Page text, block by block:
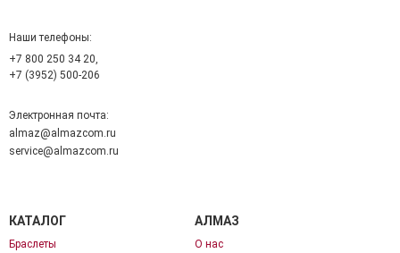
Наши телефоны:
+7 800 250 34 20,
+7 (3952) 500-206
Электронная почта:
almaz@almazcom.ru
service@almazcom.ru
КАТАЛОГ
Браслеты
АЛМАЗ
О нас